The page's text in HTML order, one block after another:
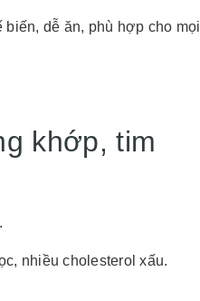
biến, dễ ăn, phù hợp cho mọi
khớp, tim
nhiều cholesterol xấu.